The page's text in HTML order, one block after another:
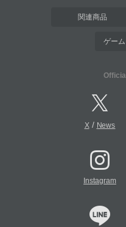
関連商品
ゲー
X/ News
Instagram